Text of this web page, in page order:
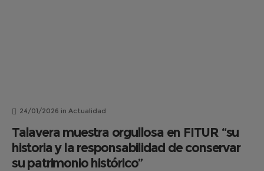
24/01/2026 in Actualidad
Talavera muestra orgullosa en FITUR “su
historia y la responsabilidad de conservar
su patrimonio histórico”